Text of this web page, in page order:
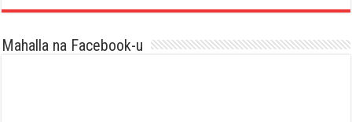
Mahalla na Facebook-u